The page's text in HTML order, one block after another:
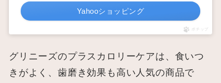
Yahooショッピング
ポチップ
グリニーズのプラスカロリーケアは、食いつ
きがよく、歯磨き効果も高い人気の商品で